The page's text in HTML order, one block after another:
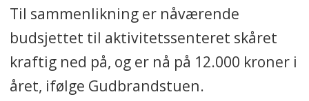
Til sammenlikning er nåværende
budsjettet til aktivitetssenteret skåret
kraftig ned på, og er nå på 12.000 kroner i
året, ifølge Gudbrandstuen.